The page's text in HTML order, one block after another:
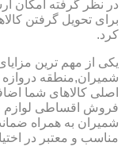
در نظر گرفته امکان
برای تحویل گرفتن
کرد.
یکی از مهم ترین
شمیران,منطقه
اصلی کالاهای شما
فروش اقساطی لوازم
شمیران به همراه
مناسب و معتبر در